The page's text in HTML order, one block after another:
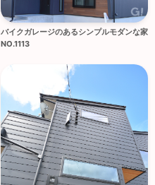
バイクガレージのあるシンプルモダンな家
NO.1113